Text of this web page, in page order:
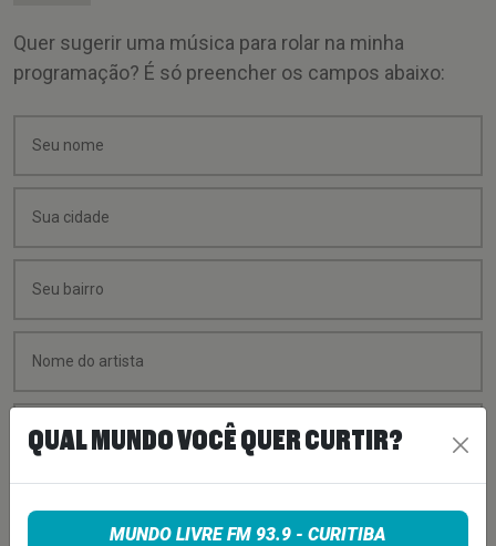
Quer sugerir uma música para rolar na minha
programação? É só preencher os campos abaixo:
QUAL MUNDO VOCÊ QUER CURTIR?
MUNDO LIVRE FM 93.9 - CURITIBA